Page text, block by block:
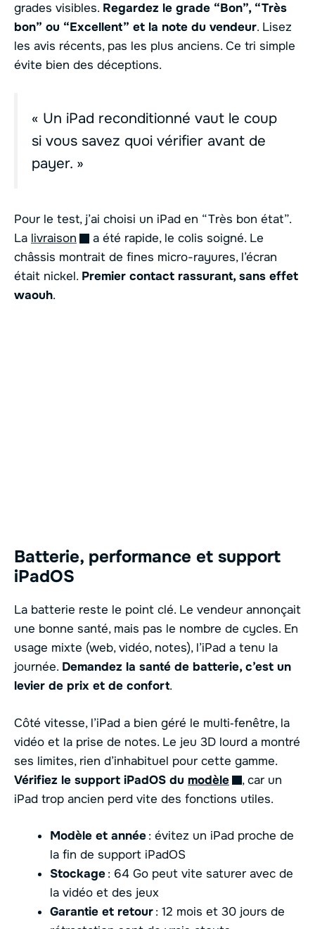
grades visibles. Regardez le grade “Bon”, “Très
bon” ou “Excellent” et la note du vendeur. Lisez
les avis récents, pas les plus anciens. Ce tri simple
évite bien des déceptions.
« Un iPad reconditionné vaut le coup
si vous savez quoi vérifier avant de
payer. »
Pour le test, j’ai choisi un iPad en “Très bon état”.
La livraison
a été rapide, le colis soigné. Le
châssis montrait de fines micro-rayures, l’écran
était nickel. Premier contact rassurant, sans effet
waouh.
Batterie, performance et support
iPadOS
La batterie reste le point clé. Le vendeur annonçait
une bonne santé, mais pas le nombre de cycles. En
usage mixte (web, vidéo, notes), l’iPad a tenu la
journée. Demandez la santé de batterie, c’est un
levier de prix et de confort.
Côté vitesse, l’iPad a bien géré le multi‑fenêtre, la
vidéo et la prise de notes. Le jeu 3D lourd a montré
ses limites, rien d’inhabituel pour cette gamme.
Vérifiez le support iPadOS du modèle
, car un
iPad trop ancien perd vite des fonctions utiles.
Modèle et année: évitez un iPad proche de
la fin de support iPadOS
Stockage: 64 Go peut vite saturer avec de
la vidéo et des jeux
Garantie et retour: 12 mois et 30 jours de